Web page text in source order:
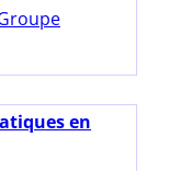
en